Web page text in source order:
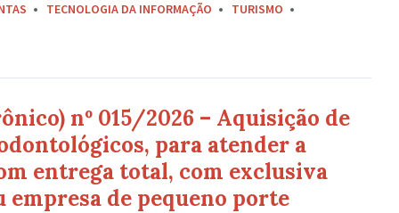
TECNOLOGIA DA INFORMAÇÃO
TURISMO
nº 015/2026 – Aquisição de
para atender a
entrega total, com exclusiva
de pequeno porte